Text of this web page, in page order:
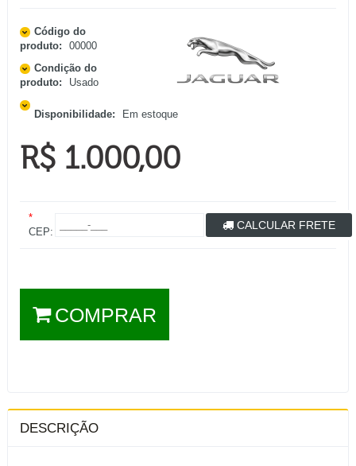
Código do
produto:
00000
Condição do
produto:
Usado
Disponibilidade: Em estoque
R$ 1.000,00
*
CEP:
CALCULAR FRETE
COMPRAR
DESCRIÇÃO